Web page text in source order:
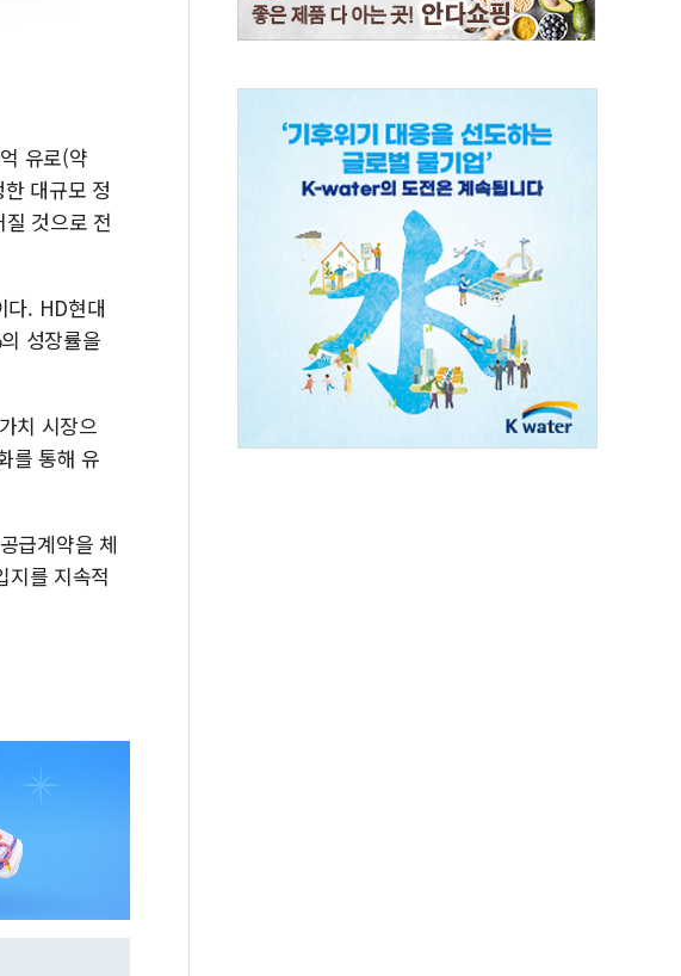
유로(약
대규모 정
것으로 전
다. HD현대
성장률을
치 시장으
를 통해 유
급계약을 체
지를 지속적